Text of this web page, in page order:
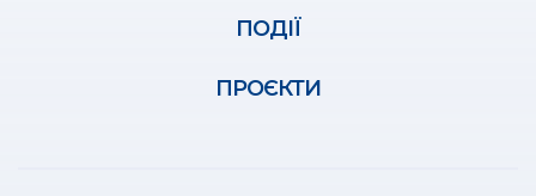
ПОДІЇ
ПРОЄКТИ